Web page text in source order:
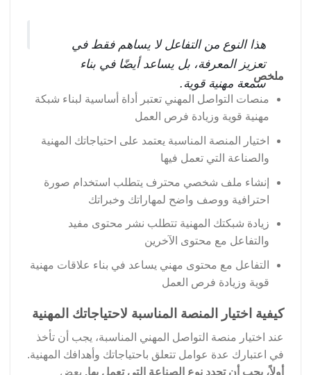
هذا النوع من التفاعل لا يساهم فقط في
تعزيز المعرفة، بل يساعد أيضًا في بناء
سمعة مهنية قوية.ملخص
منصات التواصل المهني تعتبر أداة أساسية لبناء شبكة
مهنية قوية وزيادة فرص العمل
اختيار المنصة المناسبة يعتمد على احتياجاتك المهنية
والصناعة التي تعمل فيها
إنشاء ملف شخصي محترف يتطلب استخدام صورة
احترافية ووصف واضح لمهاراتك وخبراتك
زيادة شبكتك المهنية تتطلب نشر محتوى مفيد
والتفاعل مع محتوى الآخرين
التفاعل مع محتوى مهني يساعد في بناء علاقات مهنية
قوية وزيادة فرص العمل
كيفية اختيار المنصة المناسبة لاحتياجاتك المهنية
عند اختيار منصة التواصل المهني المناسبة، يجب أن تأخذ
في اعتبارك عدة عوامل تتعلق باحتياجاتك وأهدافك المهنية.
أولاً، يجب أن تحدد نوع الصناعة التي تعمل بها. بعض